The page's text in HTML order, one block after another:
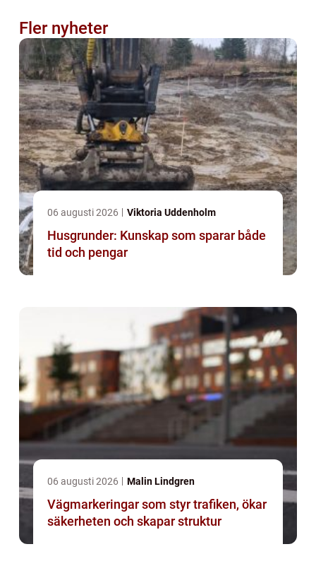
Fler nyheter
06 augusti 2026 Viktoria Uddenholm
Husgrunder: Kunskap som sparar både
tid och pengar
06 augusti 2026 Malin Lindgren
Vägmarkeringar som styr trafiken, ökar
säkerheten och skapar struktur